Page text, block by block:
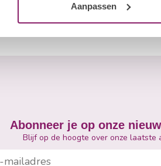
Aanpassen
Abonneer je op onze
Blijf op de hoogte over onze laatste